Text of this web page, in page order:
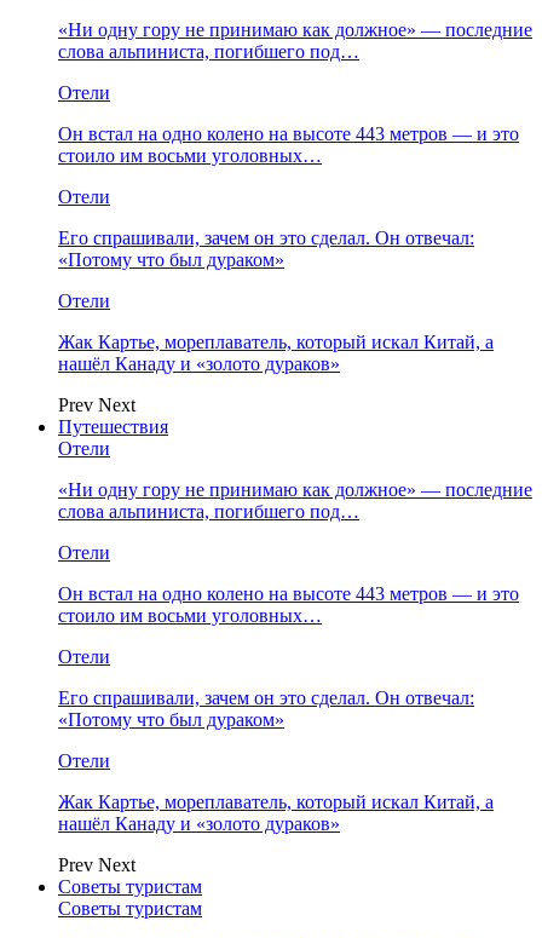
«Ни одну гору не принимаю как должное» — последние
слова альпиниста, погибшего под…
Отели
Он встал на одно колено на высоте 443 метров — и это
стоило им восьми уголовных…
Отели
Его спрашивали, зачем он это сделал. Он отвечал:
«Потому что был дураком»
Отели
Жак Картье, мореплаватель, который искал Китай, а
нашёл Канаду и «золото дураков»
Prev Next
Путешествия
Отели
«Ни одну гору не принимаю как должное» — последние
слова альпиниста, погибшего под…
Отели
Он встал на одно колено на высоте 443 метров — и это
стоило им восьми уголовных…
Отели
Его спрашивали, зачем он это сделал. Он отвечал:
«Потому что был дураком»
Отели
Жак Картье, мореплаватель, который искал Китай, а
нашёл Канаду и «золото дураков»
Prev Next
Советы туристам
Советы туристам